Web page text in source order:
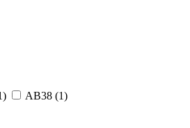
) AB38 (1)